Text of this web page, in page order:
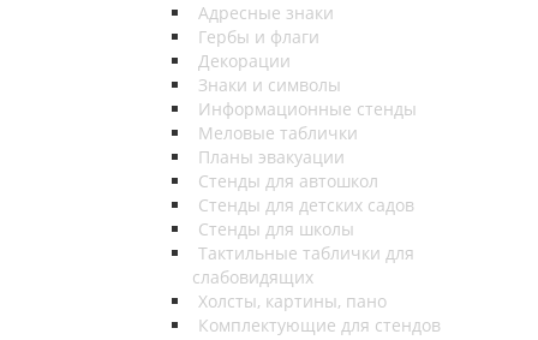
Адресные знаки
Гербы и флаги
Декорации
Знаки и символы
Информационные стенды
Меловые таблички
Планы эвакуации
Стенды для автошкол
Стенды для детских садов
Стенды для школы
Тактильные таблички для
слабовидящих
Холсты, картины, пано
Комплектующие для стендов